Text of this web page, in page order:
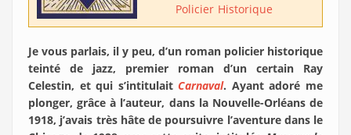
Policier Historique
Je vous parlais, il y peu, d’un roman policier historique
teinté de jazz, premier roman d’un certain Ray
Celestin, et qui s’intitulait Carnaval. Ayant adoré me
plonger, grâce à l’auteur, dans la Nouvelle-Orléans de
1918, j’avais très hâte de poursuivre l’aventure dans le